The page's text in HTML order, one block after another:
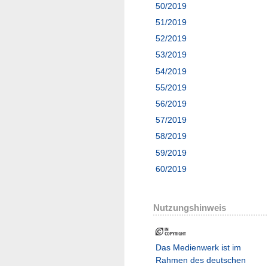
50/2019
51/2019
52/2019
53/2019
54/2019
55/2019
56/2019
57/2019
58/2019
59/2019
60/2019
Nutzungshinweis
Das Medienwerk ist im
Rahmen des deutschen